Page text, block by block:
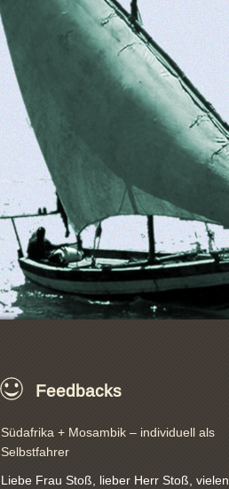
Feedbacks
Südafrika + Mosambik – individuell als
Selbstfahrer
Liebe Frau Stoß, lieber Herr Stoß, vielen